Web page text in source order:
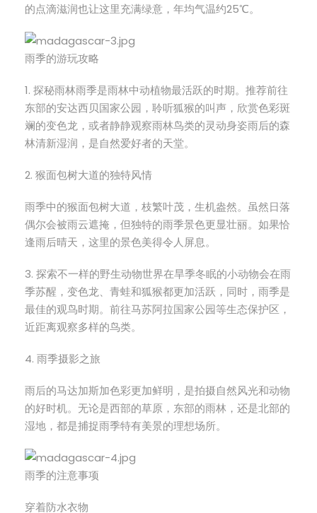
的点滴滋润也让这里充满绿意，年均气温约25℃。
雨季的游玩攻略
1. 探秘雨林雨季是雨林中动植物最活跃的时期。推荐前往
东部的安达西贝国家公园，聆听狐猴的叫声，欣赏色彩斑
斓的变色龙，或者静静观察雨林鸟类的灵动身姿雨后的森
林清新湿润，是自然爱好者的天堂。
2. 猴面包树大道的独特风情
雨季中的猴面包树大道，枝繁叶茂，生机盎然。虽然日落
偶尔会被雨云遮掩，但独特的雨季景色更显壮丽。如果恰
逢雨后晴天，这里的景色美得令人屏息。
3. 探索不一样的野生动物世界在旱季冬眠的小动物会在雨
季苏醒，变色龙、青蛙和狐猴都更加活跃，同时，雨季是
最佳的观鸟时期。前往马苏阿拉国家公园等生态保护区，
近距离观察多样的鸟类。
4. 雨季摄影之旅
雨后的马达加斯加色彩更加鲜明，是拍摄自然风光和动物
的好时机。无论是西部的草原，东部的雨林，还是北部的
湿地，都是捕捉雨季特有美景的理想场所。
雨季的注意事项
穿着防水衣物